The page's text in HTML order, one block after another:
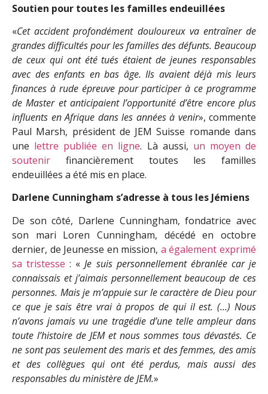
Soutien pour toutes les familles endeuillées
«Cet accident profondément douloureux va entraîner de
grandes difficultés pour les familles des défunts. Beaucoup
de ceux qui ont été tués étaient de jeunes responsables
avec des enfants en bas âge. Ils avaient déjà mis leurs
finances à rude épreuve pour participer à ce programme
de Master et anticipaient l’opportunité d’être encore plus
influents en Afrique dans les années à venir», commente
Paul Marsh, président de JEM Suisse romande dans
une lettre publiée en ligne. Là aussi, un moyen de
soutenir financièrement toutes les familles
endeuillées a été mis en place.
Darlene Cunningham s’adresse à tous les Jémiens
De son côté, Darlene Cunningham, fondatrice avec
son mari Loren Cunningham, décédé en octobre
dernier, de Jeunesse en mission, a également exprimé
sa tristesse : «Je suis personnellement ébranlée car je
connaissais et j’aimais personnellement beaucoup de ces
personnes. Mais je m’appuie sur le caractère de Dieu pour
ce que je sais être vrai à propos de qui il est. (…) Nous
n’avons jamais vu une tragédie d’une telle ampleur dans
toute l’histoire de JEM et nous sommes tous dévastés. Ce
ne sont pas seulement des maris et des femmes, des amis
et des collègues qui ont été perdus, mais aussi des
responsables du ministère de JEM.»